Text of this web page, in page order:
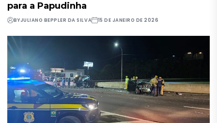
para a Papudinha
BYJULIANO BEPPLER DA SILVA 15 DE JANEIRO DE 2026